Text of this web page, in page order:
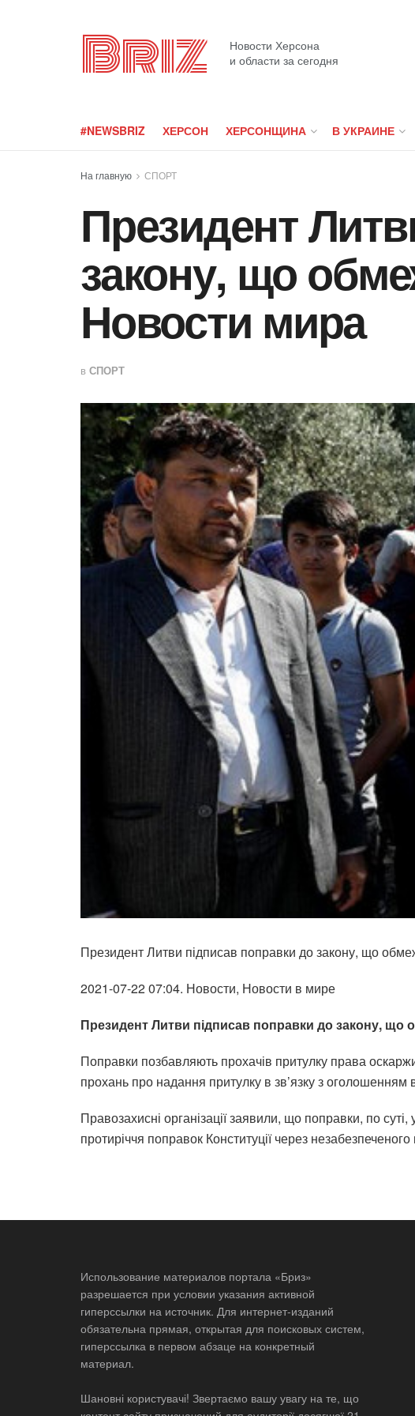
Briz
Новости Херсона
и области за сегодня
#NEWSBRIZ ХЕРСОН ХЕРСОНЩИНА В УКРАИНЕ
На главную СПОРТ
Президент
закону, що
Новости мира
в СПОРТ
Президент Литви підписав поправки до закону, що
2021-07-22 07:04. Новости, Новости в мире
Президент Литви підписав поправки до закону, що
Поправки позбавляють прохачів притулку права
прохань про надання притулку в зв’язку з оголошенням
Правозахисні організації заявили, що поправки, по
протиріччя поправок Конституції через
Использование материалов портала «Бриз»
разрешается при условии указания активной
гиперссылки на источник. Для интернет-изданий
обязательна прямая, открытая для поисковых систем,
гиперссылка в первом абзаце на конкретный
материал.
Шановні користувачі! Звертаємо вашу увагу на те, що